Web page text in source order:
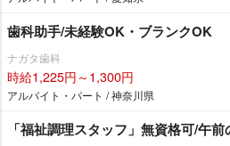
歯科助手/未経験OK・ブランクOK
ナガタ歯科
時給1,225円～1,300円
アルバイト・パート / 神奈川県
「福祉調理スタッフ」無資格可/午